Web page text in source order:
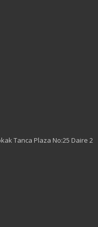
Tanca Plaza No:25 Daire 2